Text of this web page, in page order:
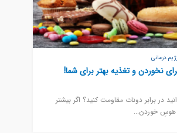
درمانی
نخوردن و تغذیه بهتر برای شما!
در برابر دونات مقاومت کنید؟ اگر بیشتر
هوس‌ِ خوردن...